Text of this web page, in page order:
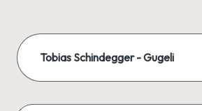
content
Tobias Schindegger - Gugeli